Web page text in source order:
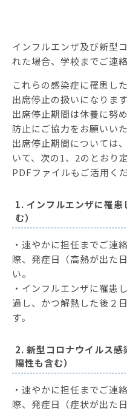
インフルエンザ及び新型
れた場合、学校までご連
これらの感染症に罹患し
出席停止の扱いになります
出席停止期間は休養に努
防止にご協力をお願いいた
出席停止期間については
いて、次の1、2のとおり
PDFファイルもご活用くだ
1. インフルエンザに罹
む）
・速やかに担任までご連
際、発症日（高熱が出た
い。
・インフルエンザに罹患
過し、かつ解熱した後２
す。
2. 新型コロナウイルス
陽性も含む）
・速やかに担任までご連
際、発症日（症状が出た